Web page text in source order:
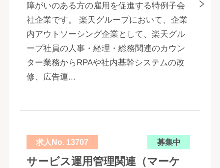
障がいのある方の雇用を促進する特例子会
社企業です。 楽天グループにおいて、企業
内アウトソーシング企業として、楽天グル
ープ社員の人事・経理・総務関連のカウン
ター業務からRPAや社内基幹システムの改
修、広告運...
求人No. 13707 募集中
サービス運用管理関連（マーケ